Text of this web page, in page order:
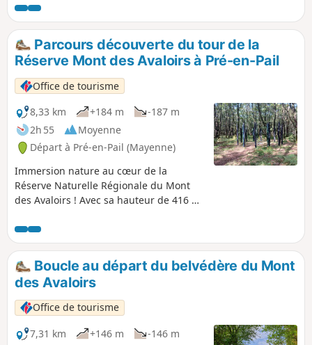
deux boucles s'offrent au choix : après 24 km et l'arrivée au
Ton d'Orthe, prenez la direction de Villaines-la-Juhel pour
une boucle de 80 km au total (76% de terre) ou bien cap à
l'Est, vers St-Léonard-des-Bois pour une boucle de 70 km
(60% de terre).
Parcours découverte du tour de la
Réserve Mont des Avaloirs à Pré-en-Pail
Office de tourisme
8,33 km
+184 m
-187 m
2h 55
Moyenne
Départ à Pré-en-Pail (Mayenne)
Immersion nature au cœur de la
Réserve Naturelle Régionale du Mont
des Avaloirs ! Avec sa hauteur de 416 m,
Grand Ouest de la France, vous hisse au
sommet du Massif Armoricain. Vous
êtes au sein du Parc Naturel Régional et
Géoparc Normandie-Maine. Sur un sol
pauvre de grès armoricain, les milieux
majoritaires sont les landes et les
boisements de feuillus. Dans ce relief
doux et peu élevé, on trouve également
Boucle au départ du belvédère du Mont
des Avaloirs
Office de tourisme
7,31 km
+146 m
-146 m